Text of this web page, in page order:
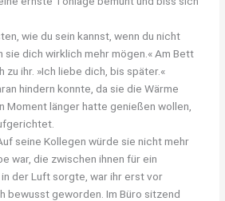
wie du sein kannst, wenn du nicht
sie dich wirklich mehr mögen.« Am Bett
ihr. »Ich liebe dich, bis später.«
hindern konnte, da sie die Wärme
Moment länger hatte genießen wollen,
seine Kollegen würde sie nicht mehr
war, die zwischen ihnen für ein
der Luft sorgte, war ihr erst vor
bewusst geworden. Im Büro sitzend